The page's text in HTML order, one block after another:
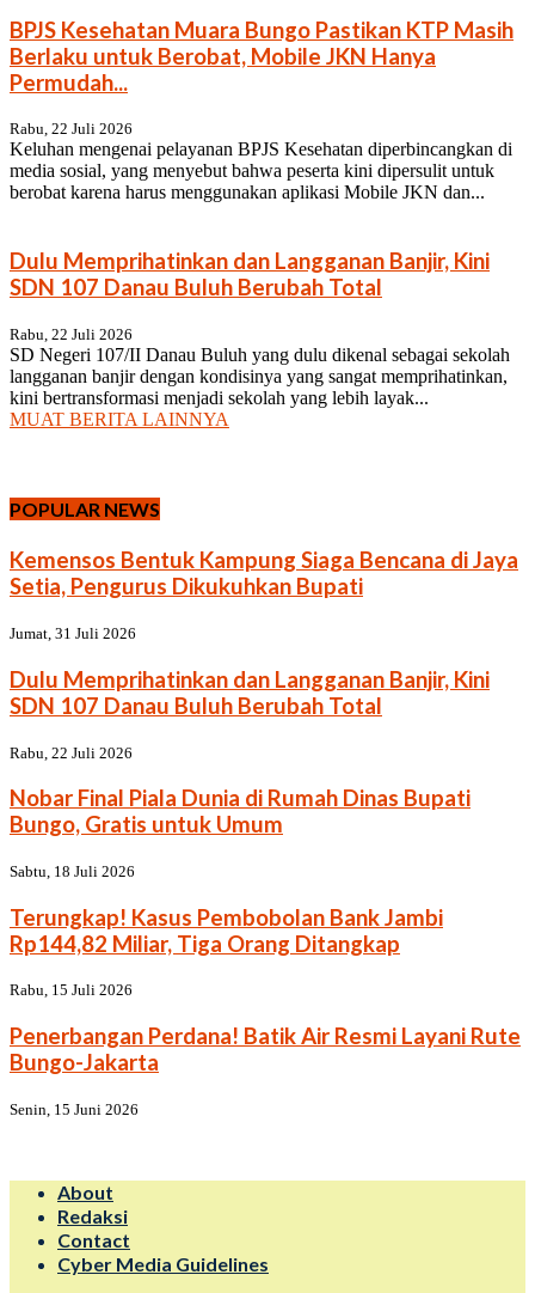
BPJS Kesehatan Muara Bungo Pastikan KTP Masih
Berlaku untuk Berobat, Mobile JKN Hanya
Permudah...
Rabu, 22 Juli 2026
Keluhan mengenai pelayanan BPJS Kesehatan diperbincangkan di
media sosial, yang menyebut bahwa peserta kini dipersulit untuk
berobat karena harus menggunakan aplikasi Mobile JKN dan...
Dulu Memprihatinkan dan Langganan Banjir, Kini
SDN 107 Danau Buluh Berubah Total
Rabu, 22 Juli 2026
SD Negeri 107/II Danau Buluh yang dulu dikenal sebagai sekolah
langganan banjir dengan kondisinya yang sangat memprihatinkan,
kini bertransformasi menjadi sekolah yang lebih layak...
MUAT BERITA LAINNYA
POPULAR NEWS
Kemensos Bentuk Kampung Siaga Bencana di Jaya
Setia, Pengurus Dikukuhkan Bupati
Jumat, 31 Juli 2026
Dulu Memprihatinkan dan Langganan Banjir, Kini
SDN 107 Danau Buluh Berubah Total
Rabu, 22 Juli 2026
Nobar Final Piala Dunia di Rumah Dinas Bupati
Bungo, Gratis untuk Umum
Sabtu, 18 Juli 2026
Terungkap! Kasus Pembobolan Bank Jambi
Rp144,82 Miliar, Tiga Orang Ditangkap
Rabu, 15 Juli 2026
Penerbangan Perdana! Batik Air Resmi Layani Rute
Bungo-Jakarta
Senin, 15 Juni 2026
About
Redaksi
Contact
Cyber Media Guidelines